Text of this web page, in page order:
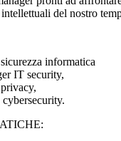
del nostro
informatica
IT security,